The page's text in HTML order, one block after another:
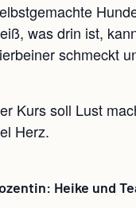
was drin ist,
schmeckt
Kurs soll Lust
Herz.
Heike und